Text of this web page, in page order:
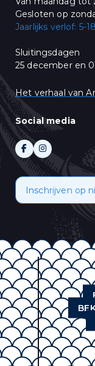
Gesloten op
Jaarlijks verlof: 5-
Sluitingsdagen
25 december en
Het verhaal van
Social media
Inschrijven op